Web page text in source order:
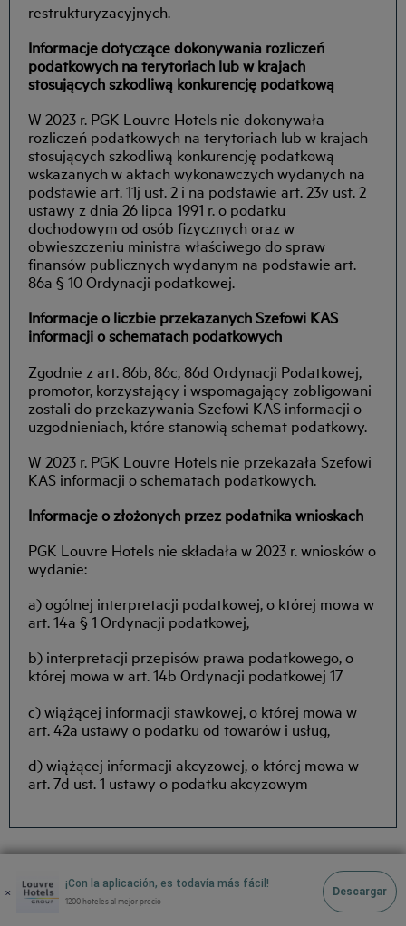
restrukturyzacyjnych.
Informacje dotyczące dokonywania rozliczeń
podatkowych na terytoriach lub w krajach
stosujących szkodliwą konkurencję podatkową
W 2023 r. PGK Louvre Hotels nie dokonywała
rozliczeń podatkowych na terytoriach lub w krajach
stosujących szkodliwą konkurencję podatkową
wskazanych w aktach wykonawczych wydanych na
podstawie art. 11j ust. 2 i na podstawie art. 23v ust. 2
ustawy z dnia 26 lipca 1991 r. o podatku
dochodowym od osób fizycznych oraz w
obwieszczeniu ministra właściwego do spraw
finansów publicznych wydanym na podstawie art.
86a § 10 Ordynacji podatkowej.
Informacje o liczbie przekazanych Szefowi KAS
informacji o schematach podatkowych
Zgodnie z art. 86b, 86c, 86d Ordynacji Podatkowej,
promotor, korzystający i wspomagający zobligowani
zostali do przekazywania Szefowi KAS informacji o
uzgodnieniach, które stanowią schemat podatkowy.
W 2023 r. PGK Louvre Hotels nie przekazała Szefowi
KAS informacji o schematach podatkowych.
Informacje o złożonych przez podatnika wnioskach
PGK Louvre Hotels nie składała w 2023 r. wniosków o
wydanie:
a) ogólnej interpretacji podatkowej, o której mowa w
art. 14a § 1 Ordynacji podatkowej,
b) interpretacji przepisów prawa podatkowego, o
której mowa w art. 14b Ordynacji podatkowej 17
c) wiążącej informacji stawkowej, o której mowa w
art. 42a ustawy o podatku od towarów i usług,
d) wiążącej informacji akcyzowej, o której mowa w
art. 7d ust. 1 ustawy o podatku akcyzowym
Hoteles Braga
Hoteles Cracovia
Hoteles Vila Nova De Gaia
Hoteles Portugal
Hôtels La Baule
Términos y Condiciones Generales
× ¡Con la aplicación, es todavía más fácil!
1200 hoteles al mejor precio
Descargar